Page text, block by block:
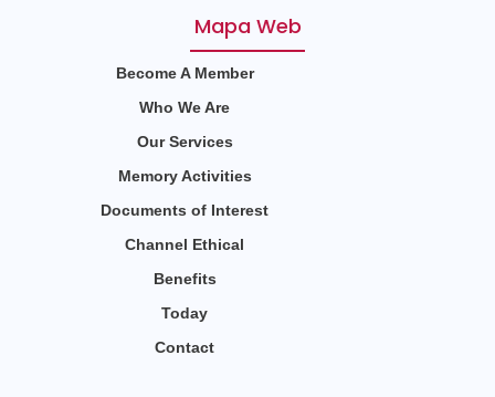
Mapa Web
Become A Member
Who We Are
Our Services
Memory Activities
Documents of Interest
Channel Ethical
Benefits
Today
Contact